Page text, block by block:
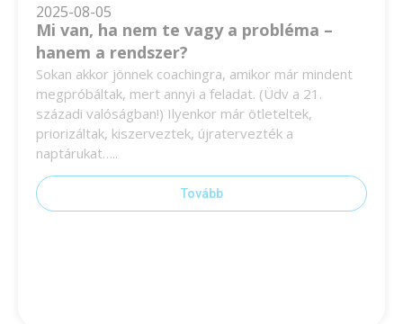
2025-08-05
Mi van, ha nem te vagy a probléma –
hanem a rendszer?
Sokan akkor jönnek coachingra, amikor már mindent
megpróbáltak, mert annyi a feladat. (Üdv a 21.
századi valóságban!) Ilyenkor már ötleteltek,
priorizáltak, kiszerveztek, újratervezték a
naptárukat…..
Tovább